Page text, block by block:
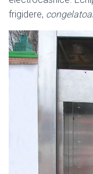
frigidere,